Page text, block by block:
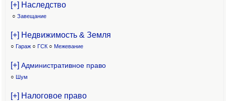
[+] Наследство
○ Завещание
[+] Недвижимость & Земля
○ Гараж ○ ГСК ○ Межевание
[+] Административное право
○ Шум
[+] Налоговое право